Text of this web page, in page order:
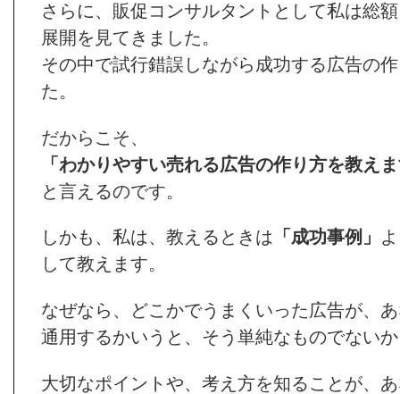
さらに、販促コンサルタントとして私は総
展開を見てきました。
その中で試行錯誤しながら成功する広告の
た。
だからこそ、
「わかりやすい売れる広告の作り方を教え
と言えるのです。
しかも、私は、教えるときは 「成功事例」
して教えます。
なぜなら、どこかでうまくいった広告が、
通用するかいうと、そう単純なものでない
大切なポイントや、考え方を知ることが、